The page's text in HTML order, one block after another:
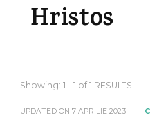
Hristos
Showing: 1 - 1 of 1 RESULTS
UPDATED ON 7 APRILIE 2023